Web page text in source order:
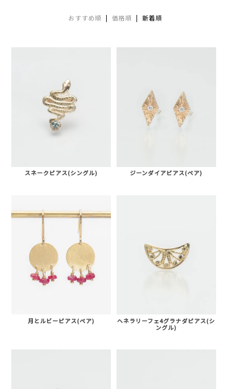
おすすめ順 | 価格順 | 新着順
スネークピアス(シングル) ジーンダイアピアス(ペア)
月とルビーピアス(ペア)
ヘネラリーフェ4グラナダピアス(シ
ングル)
NARGARORUA